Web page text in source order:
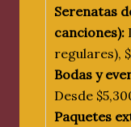
Serenatas
canciones):
regulares),
Bodas y
Desde
Paquetes